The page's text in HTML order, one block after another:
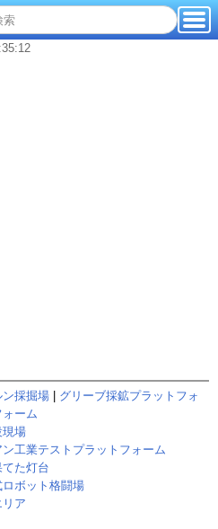
ン採掘場
グリーブ採鉱プラットフォ
ーム
現場
ン工業テストプラットフォーム
た灯台
ロボット格闘場
リア